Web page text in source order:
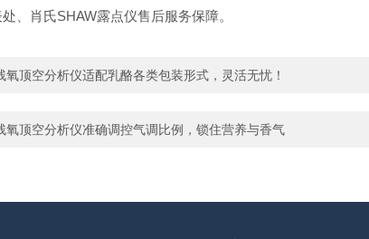
、肖氏SHAW露点仪售后服务保障。
顶空分析仪适配乳酪各类包装形式，灵活无忧！
氧顶空分析仪准确调控气调比例，锁住营养与香气